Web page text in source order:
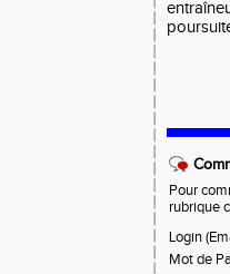
Pour
rubrique
Login
Mot de